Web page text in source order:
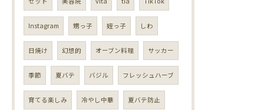
Instagram 甥っ子 姪っ子 しわ
日焼け 幻想的 オーブン料理 サッカー
季節 夏バテ バジル フレッシュハーブ
育てる楽しみ 冷やし中華 夏バテ防止